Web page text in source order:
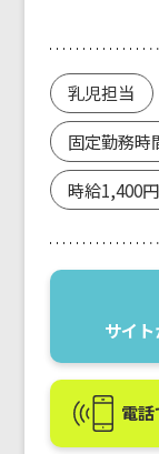
乳児担当
固定勤務時
時給1,400
サイ
電